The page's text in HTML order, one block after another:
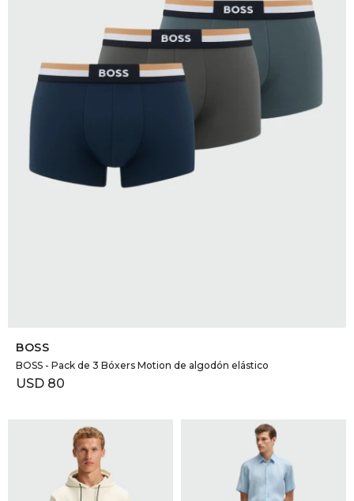
BOSS
BOSS - Pack de 3 Bóxers Motion de algodón elástico
USD 80